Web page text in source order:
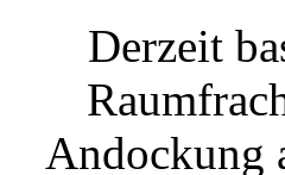
Derzeit
Andockung